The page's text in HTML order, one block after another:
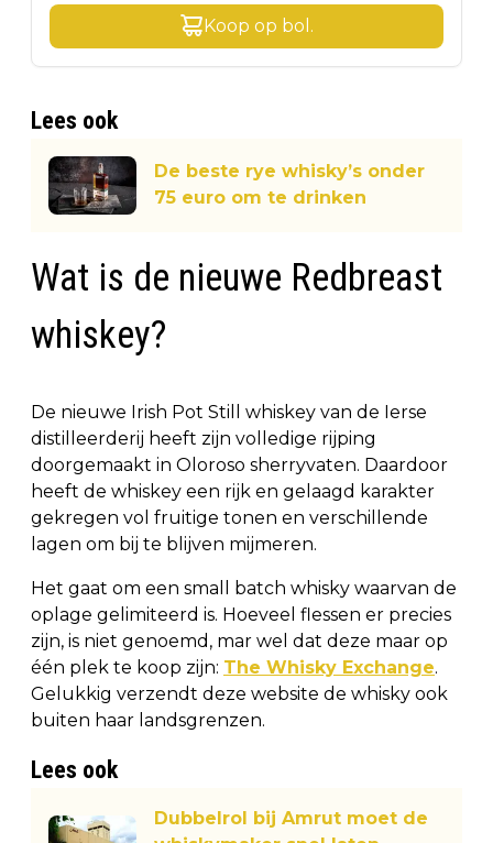
Koop op bol .
Lees ook
De beste rye whisky’s onder
75 euro om te drinken
Wat is de nieuwe Redbreast
whiskey?
De nieuwe Irish Pot Still whiskey van de Ierse
distilleerderij heeft zijn volledige rijping
doorgemaakt in Oloroso sherryvaten. Daardoor
heeft de whiskey een rijk en gelaagd karakter
gekregen vol fruitige tonen en verschillende
lagen om bij te blijven mijmeren.
Het gaat om een small batch whisky waarvan de
oplage gelimiteerd is. Hoeveel flessen er precies
zijn, is niet genoemd, mar wel dat deze maar op
één plek te koop zijn: The Whisky Exchange.
Gelukkig verzendt deze website de whisky ook
buiten haar landsgrenzen.
Lees ook
Dubbelrol bij Amrut moet de